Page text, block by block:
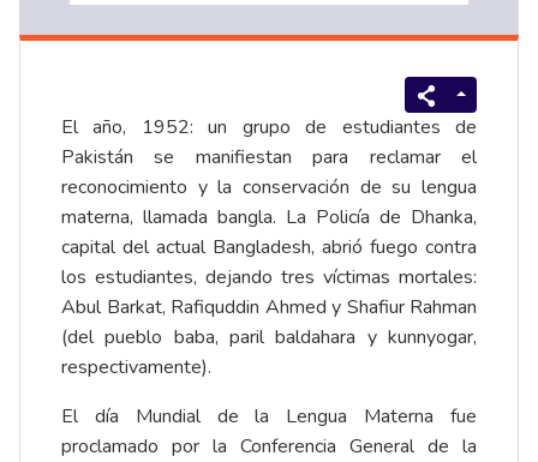
El año, 1952: un grupo de estudiantes de
Pakistán se manifiestan para reclamar el
reconocimiento y la conservación de su lengua
materna, llamada bangla. La Policía de Dhanka,
capital del actual Bangladesh, abrió fuego contra
los estudiantes, dejando tres víctimas mortales:
Abul Barkat, Rafiquddin Ahmed y Shafiur Rahman
(del pueblo baba, paril baldahara y kunnyogar,
respectivamente).
El día Mundial de la Lengua Materna fue
proclamado por la Conferencia General de la